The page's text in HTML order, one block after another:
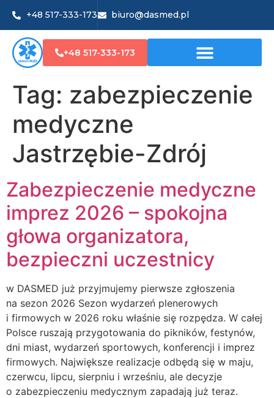
+48 517-333-173 biuro@dasmed.pl
+48 517-333-173
Tag: zabezpieczenie
medyczne
Jastrzębie-Zdrój
Zabezpieczenie medyczne
imprez 2026 – spokojna
głowa organizatora,
bezpieczni uczestnicy
w DASMED już przyjmujemy pierwsze zgłoszenia
na sezon 2026 Sezon wydarzeń plenerowych
i firmowych w 2026 roku właśnie się rozpędza. W całej
Polsce ruszają przygotowania do pikników, festynów,
dni miast, wydarzeń sportowych, konferencji i imprez
firmowych. Największe realizacje odbędą się w maju,
czerwcu, lipcu, sierpniu i wrześniu, ale decyzje
o zabezpieczeniu medycznym zapadają już teraz.